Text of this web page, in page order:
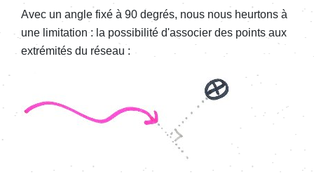
Avec un angle fixé à 90 degrés, nous nous heurtons à
une limitation : la possibilité d'associer des points aux
extrémités du réseau :